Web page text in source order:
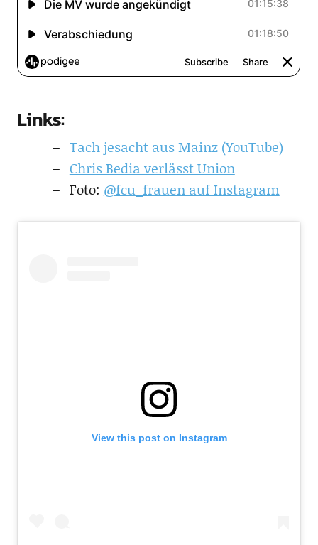
Links:
Tach jesacht aus Mainz (YouTube)
Chris Bedia verlässt Union
Foto: @fcu_frauen auf Instagram
View this post on Instagram